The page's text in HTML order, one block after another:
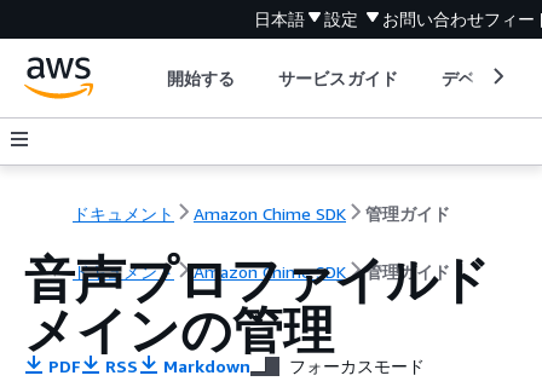
日本語 設定 お問い合わせフィー
開始する サービスガイド デベロッパ
ドキュメント Amazon Chime SDK 管理ガイド
ドキュメント Amazon Chime SDK 管理ガイド
音声プロファイルド
メインの管理
PDF RSS Markdown フォーカスモード